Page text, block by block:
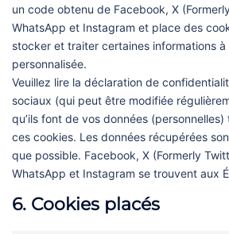
un code obtenu de Facebook, X
WhatsApp et Instagram et place des
stocker et traiter certaines informations
personnalisée.
Veuillez lire la déclaration de
sociaux (qui peut être modifiée
qu’ils font de vos données
ces cookies. Les données récupérées
que possible. Facebook, X (Formerly
WhatsApp et Instagram se trouvent aux
6. Cookies placés